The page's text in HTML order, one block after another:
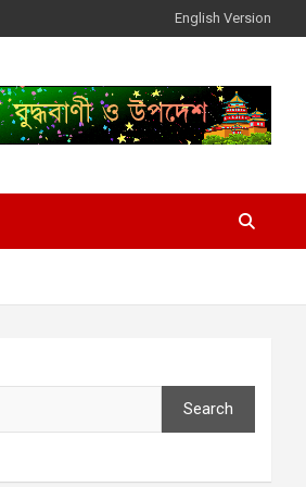
English Version
Search